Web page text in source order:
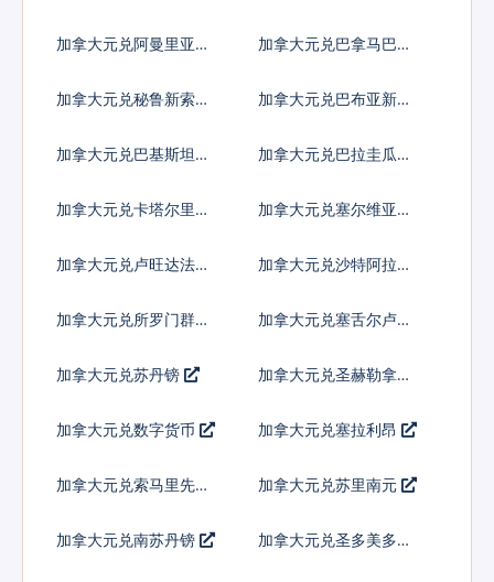
加拿大元兑阿曼里亚尔
加拿大元兑巴拿马巴波
加拿大元兑秘鲁新索尔
加拿大元兑巴布亚新几
加拿大元兑巴基斯坦卢
加拿大元兑巴拉圭瓜拉
加拿大元兑卡塔尔里亚
加拿大元兑塞尔维亚第
加拿大元兑卢旺达法郎 加拿大元兑沙特阿拉伯
加拿大元兑所罗门群岛
加拿大元兑塞舌尔卢比
加拿大元兑苏丹镑 加拿大元兑圣赫勒拿镑
加拿大元兑数字货币 加拿大元兑塞拉利昂
加拿大元兑索马里先令 加拿大元兑苏里南元
加拿大元兑南苏丹镑
加拿大元兑圣多美多布